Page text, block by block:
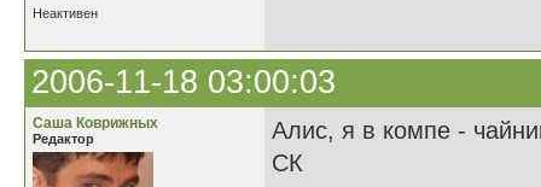
Неактивен
2006-11-18 03:00:03
Саша Коврижных
Редактор
Алис, я в компе -
СК